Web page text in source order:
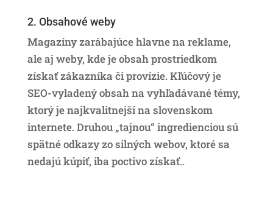
2. Obsahové weby
Magazíny zarábajúce hlavne na reklame,
ale aj weby, kde je obsah prostriedkom
získať zákazníka či provízie. Kľúčový je
SEO-vyladený obsah na vyhľadávané témy,
ktorý je najkvalitnejší na slovenskom
internete. Druhou „tajnou“ ingredienciou sú
spätné odkazy zo silných webov, ktoré sa
nedajú kúpiť, iba poctivo získať..